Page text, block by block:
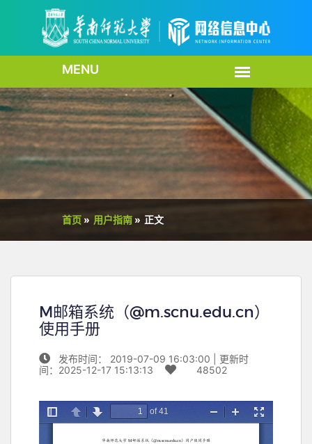
首页 » 用户指南 » 正文
M邮箱系统（@m.scnu.edu.cn）
使用手册
发布时间： 2019-07-09 16:03:00 | 更新时
间：2025-12-17 15:13:13
48502